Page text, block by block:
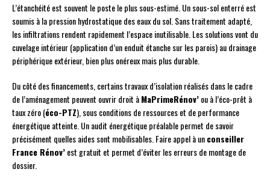
L’étanchéité est souvent le poste le plus sous-estimé. Un sous-sol enterré est
soumis à la pression hydrostatique des eaux du sol. Sans traitement adapté,
les infiltrations rendent rapidement l’espace inutilisable. Les solutions vont du
cuvelage intérieur (application d’un enduit étanche sur les parois) au drainage
périphérique extérieur, bien plus onéreux mais plus durable.
Du côté des financements, certains travaux d’isolation réalisés dans le cadre
de l’aménagement peuvent ouvrir droit àMaPrimeRénov’ou à l’éco-prêt à
taux zéro (éco-PTZ), sous conditions de ressources et de performance
énergétique atteinte. Un audit énergétique préalable permet de savoir
précisément quelles aides sont mobilisables. Faire appel à unconseiller
France Rénov’est gratuit et permet d’éviter les erreurs de montage de
dossier.